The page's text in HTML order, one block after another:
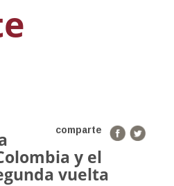
comparte
y el
vuelta